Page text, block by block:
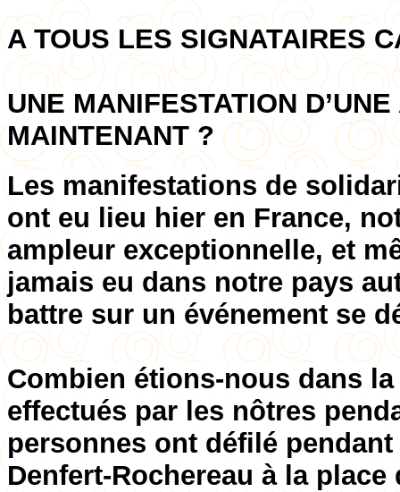
A TOUS LES SIGNATAIRES
UNE MANIFESTATION
MAINTENANT ?
Les manifestations de
ont eu lieu hier en France,
ampleur exceptionnelle, et
jamais eu dans notre pays
battre sur un événement se
Combien étions-nous dans
effectués par les nôtres
personnes ont défilé
Denfert-Rochereau à la